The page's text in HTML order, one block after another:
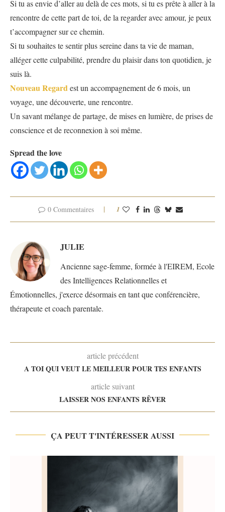
Si tu as envie d’aller au delà de ces mots, si tu es prête à aller à la
rencontre de cette part de toi, de la regarder avec amour, je peux
t’accompagner sur ce chemin.
Si tu souhaites te sentir plus sereine dans ta vie de maman,
alléger cette culpabilité, prendre du plaisir dans ton quotidien, je
suis là.
Nouveau Regardest un accompagnement de 6 mois, un
voyage, une découverte, une rencontre.
Un savant mélange de partage, de mises en lumière, de prises de
conscience et de reconnexion à soi même.
Spread the love
0 Commentaires 1
JULIE
Ancienne sage-femme, formée à l'EIREM, Ecole
des Intelligences Relationnelles et
Émotionnelles, j'exerce désormais en tant que conférencière,
thérapeute et coach parentale.
article précédent
A TOI QUI VEUT LE MEILLEUR POUR TES ENFANTS
article suivant
LAISSER NOS ENFANTS RÊVER
ÇA PEUT T'INTÉRESSER AUSSI